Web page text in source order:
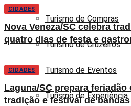
Turismo de Compras
Turismo de Cruzeiros
Turismo de Eventos
Turismo de Experiência
CIDADES
Nova Veneza/SC celebra
quatro dias de festa e
CIDADES
Laguna/SC prepara feriadão
tradição e festival de bandas